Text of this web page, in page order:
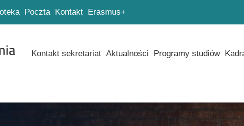
Poczta Kontakt Erasmus+
Kontakt sekretariat Aktualności Programy studiów